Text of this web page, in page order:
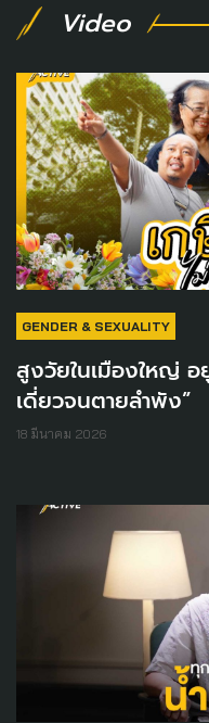
Video
GENDER & SEXUALITY
สูงวัยในเมืองใหญ่ อ
เดี่ยวจนตายลำพัง”
18 มีนาคม 2026